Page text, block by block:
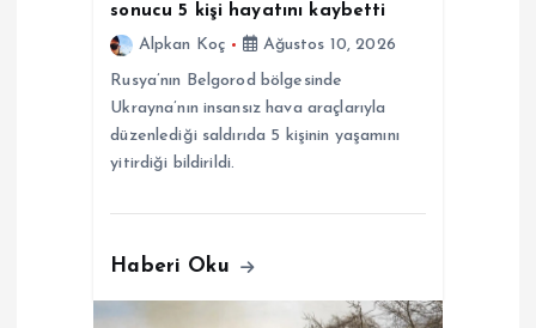
sonucu 5 kişi hayatını kaybetti
Alpkan Koç
Ağustos 10, 2026
Rusya’nın Belgorod bölgesinde
Ukrayna’nın insansız hava araçlarıyla
düzenlediği saldırıda 5 kişinin yaşamını
yitirdiği bildirildi.
Haberi Oku